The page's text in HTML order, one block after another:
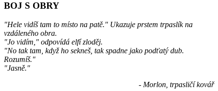
BOJ S OBRY
"Hele vidíš tam to místo na patě." Ukazuje prstem trpaslík na
vzdáleného obra.
"Jo vidím," odpovídá elfí zloděj.
"No tak tam, když ho sekneš, tak spadne jako podťatý dub.
Rozumíš."
"Jasně."
- Morlon, trpasličí kovář